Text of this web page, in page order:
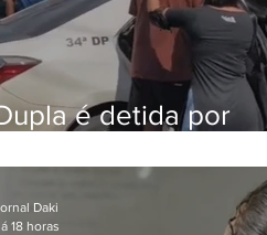
é detida por
silvestres em
Daki
18 horas